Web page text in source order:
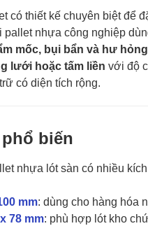
có thiết kế chuyên biệt để
pallet nhựa công nghiệp
mốc, bụi bẩn và hư
lưới hoặc tấm liền với độ
có diện tích rộng.
biến
nhựa lót sàn có nhiều
mm: dùng cho hàng hóa
78 mm: phù hợp lót kho